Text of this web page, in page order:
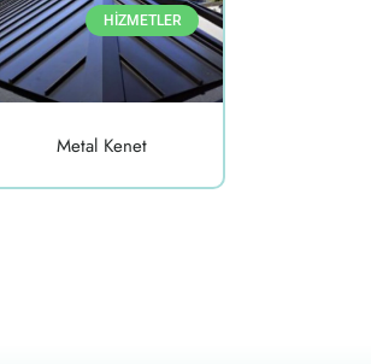
HİZMETLER
Metal Kenet